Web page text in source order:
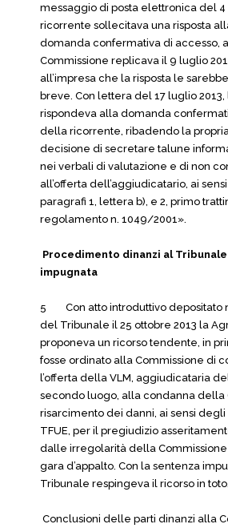
messaggio di posta elettronica del 4
ricorrente sollecitava una risposta
domanda confermativa di accesso,
Commissione replicava il 9 luglio
all’impresa che la risposta le
breve. Con lettera del 17 luglio 2013,
rispondeva alla domanda
della ricorrente, ribadendo la
decisione di secretare talune
nei verbali di valutazione e di non
all’offerta dell’aggiudicatario, ai
paragrafi 1, lettera b), e 2, primo
regolamento n. 1049/2001».
Procedimento dinanzi al
impugnata
5 Con atto introduttivo depositato
del Tribunale il 25 ottobre 2013 la
proponeva un ricorso tendente, in
fosse ordinato alla Commissione di
l’offerta della VLM, aggiudicataria
secondo luogo, alla condanna della
risarcimento dei danni, ai sensi degli
TFUE, per il pregiudizio
dalle irregolarità della
gara d’appalto. Con la sentenza
Tribunale respingeva il ricorso in toto.
Conclusioni delle parti dinanzi alla